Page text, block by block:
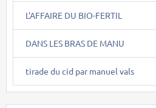
L'AFFAIRE DU BIO-FERTIL
DANS LES BRAS DE MANU
tirade du cid par manuel vals